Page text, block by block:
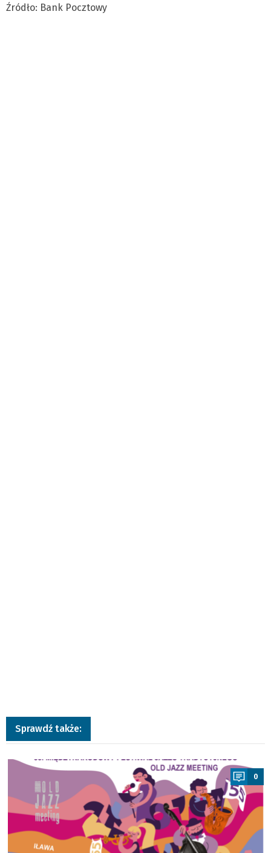
Źródło: Bank Pocztowy
Sprawdź także:
a
0